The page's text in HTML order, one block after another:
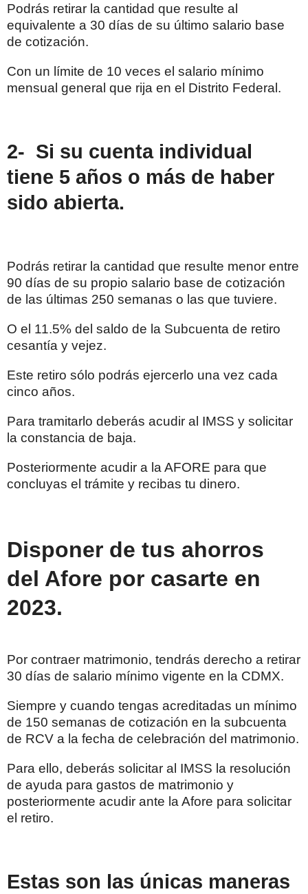
Podrás retirar la cantidad que resulte al
equivalente a 30 días de su último salario base
de cotización.
Con un límite de 10 veces el salario mínimo
mensual general que rija en el Distrito Federal.
2- Si su cuenta individual
tiene 5 años o más de haber
sido abierta.
Podrás retirar la cantidad que resulte menor entre
90 días de su propio salario base de cotización
de las últimas 250 semanas o las que tuviere.
O el 11.5% del saldo de la Subcuenta de retiro
cesantía y vejez.
Este retiro sólo podrás ejercerlo una vez cada
cinco años.
Para tramitarlo deberás acudir al IMSS y solicitar
la constancia de baja.
Posteriormente acudir a la AFORE para que
concluyas el trámite y recibas tu dinero.
Disponer de tus ahorros
del Afore por casarte en
2023.
Por contraer matrimonio, tendrás derecho a retirar
30 días de salario mínimo vigente en la CDMX.
Siempre y cuando tengas acreditadas un mínimo
de 150 semanas de cotización en la subcuenta
de RCV a la fecha de celebración del matrimonio.
Para ello, deberás solicitar al IMSS la resolución
de ayuda para gastos de matrimonio y
posteriormente acudir ante la Afore para solicitar
el retiro.
Estas son las únicas maneras